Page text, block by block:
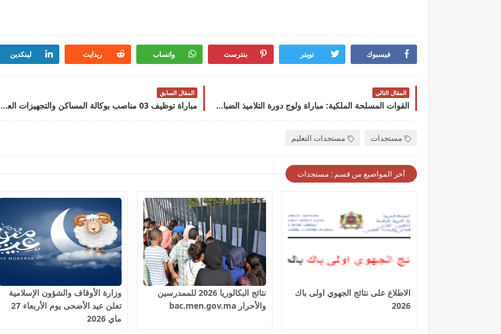
فيسبوك تويتر بنترست واتساب ريدايت لينكدين
المقال التالي
القوات المسلحة الملكية: مباراة ولوج دورة التلاميذ الضباط بالأكاديمية الملكية العسكرية برسم سنة 2022 -ذكور وإناث. آخر أجل هو 21 ماي 2022
المقال السابق
مباراة توظيف 03 مناصب بوكالة المساكن والتجهيزات العسكرية آخر أجل 16 ماي 2022مباراة توظيف 03 مناصب بوكالة المساكن والتجهيزات العسكرية آخر أجل 16 ماي 2022
مستجدات مستجدات التعليم
أخر المواضيع من قسم : مستجدات
الاطلاع على نتائج الجهوي اولى باك
2026
نتائج البكالوريا 2026 للممدرسين
والأحرار bac.men.gov.ma
وزارة الأوقاف والشؤون الإسلامية
تعلن عيد الأضحى يوم الأربعاء 27
ماي 2026